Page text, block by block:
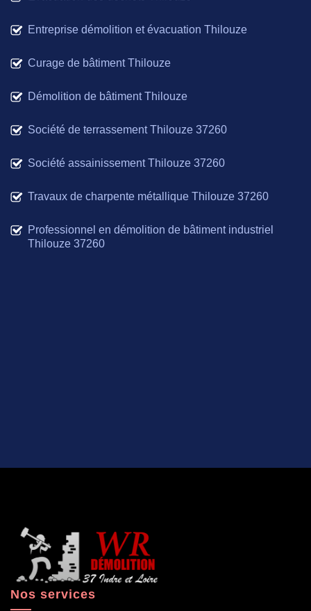
Entreprise démolition et évacuation Thilouze
Curage de bâtiment Thilouze
Démolition de bâtiment Thilouze
Société de terrassement Thilouze 37260
Société assainissement Thilouze 37260
Travaux de charpente métallique Thilouze 37260
Professionnel en démolition de bâtiment industriel
Thilouze 37260
Nos services